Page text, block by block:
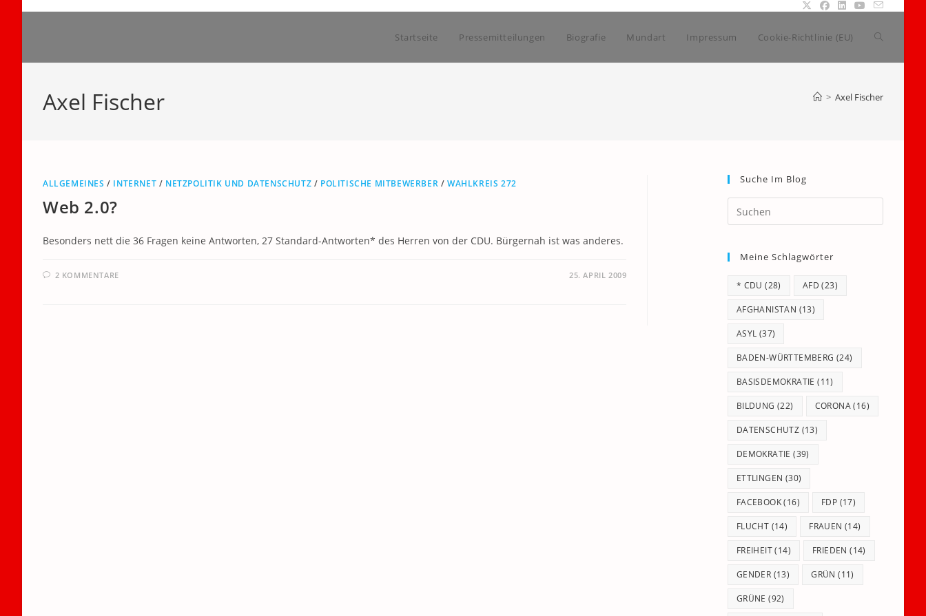
Startseite Pressemitteilungen Biografie Mundart Impressum Cookie-Richtlinie (EU) Website-
Axel Fischer > Axel Fischer
ALLGEMEINES / INTERNET / NETZPOLITIK UND DATENSCHUTZ / POLITISCHE MITBEWERBER /WAHLKREIS 272
Web 2.0?
Besonders nett die 36 Fragen keine Antworten, 27 Standard-Antworten* des Herren von der CDU. Bürgernah ist was anderes.
2 KOMMENTARE 25. APRIL 2009
Suche Im Blog
Escape
Meine Schlagwörter
* CDU (28) AFD (23)
AFGHANISTAN (13)
ASYL (37)
BADEN-WÜRTTEMBERG (24)
BASISDEMOKRATIE (11)
BILDUNG (22) CORONA(16)
DATENSCHUTZ (13)
DEMOKRATIE (39)
ETTLINGEN (30)
FACEBOOK(16) FDP (17)
FLUCHT (14) FRAUEN (14)
FREIHEIT(14) FRIEDEN (14)
GENDER (13) GRÜN (11)
GRÜNE (92)